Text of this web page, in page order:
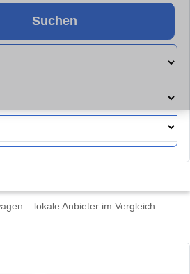
Suchen
– lokale Anbieter im Vergleich